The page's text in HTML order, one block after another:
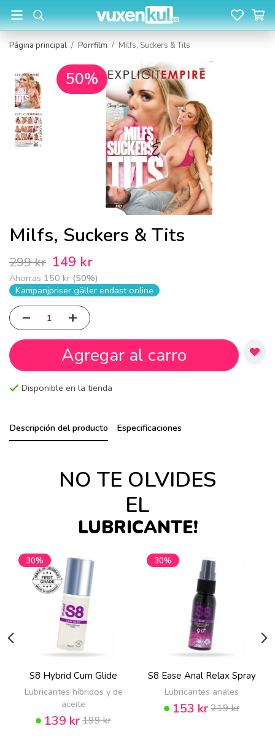
Página principal / Porrfilm / Milfs, Suckers & Tits
50%
Milfs, Suckers & Tits
299 kr 149 kr
Ahorras 150 kr (50%)
Kampanjpriser gäller endast online
Agregar al carro
Disponible en la tienda
Descripción del producto Especificaciones
NO TE OLVIDES
EL
LUBRICANTE!
30%
S8 Hybrid Cum Glide
Lubricantes híbridos y de
aceite
139 kr199 kr
30%
S8 Ease Anal Relax Spray
Lubricantes anales
153 kr219 kr